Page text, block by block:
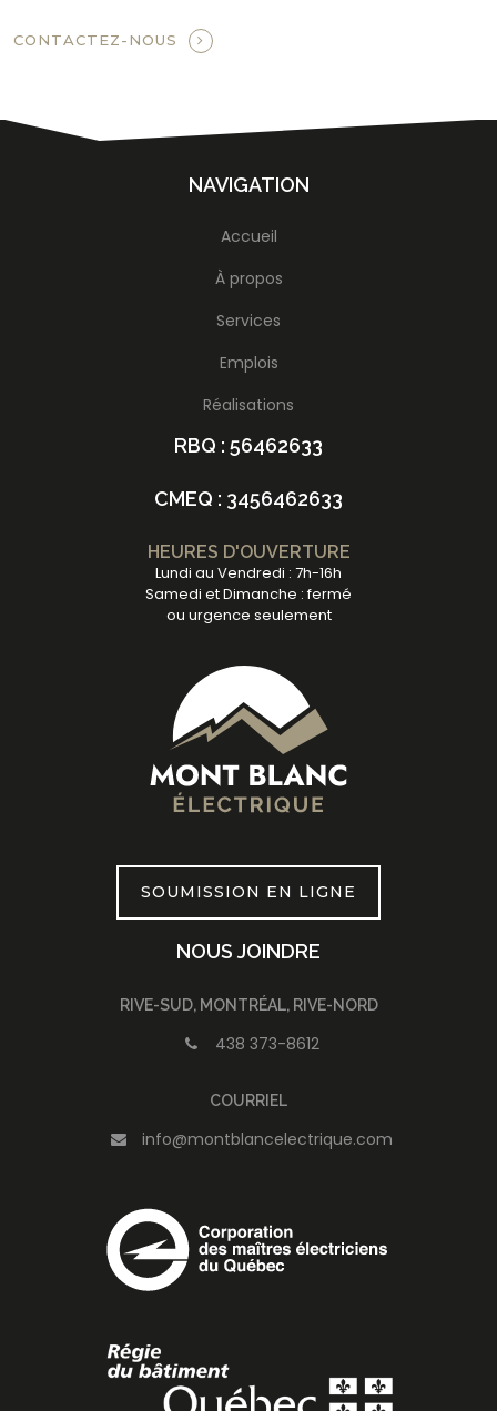
CONTACTEZ-NOUS
NAVIGATION
Accueil
À propos
Services
Emplois
Réalisations
RBQ : 56462633
CMEQ : 3456462633
HEURES D'OUVERTURE
Lundi au Vendredi : 7h-16h
Samedi et Dimanche : fermé
ou urgence seulement
SOUMISSION EN LIGNE
NOUS JOINDRE
RIVE-SUD, MONTRÉAL, RIVE-NORD
438 373-8612
COURRIEL
info@montblancelectrique.com